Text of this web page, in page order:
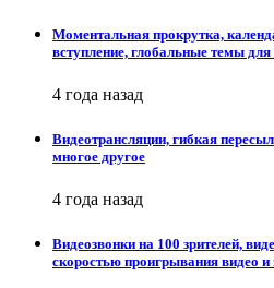
Моментальная прокрутка,
вступление, глобальные темы
4 года назад
Видеотрансляции, гибкая
многое другое
4 года назад
Видеозвонки на 100 зрителей,
скоростью проигрывания видео и